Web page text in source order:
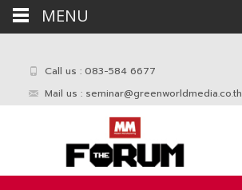
Call us : 083-584 6677
Mail us : seminar@greenworldmedia.co.th
MENU